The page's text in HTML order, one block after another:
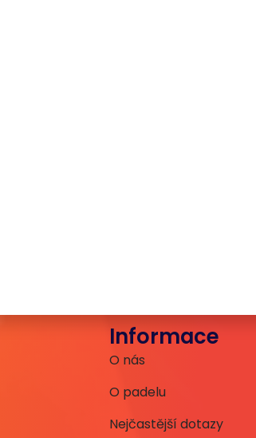
Informace
O nás
O padelu
Nejčastější dotazy